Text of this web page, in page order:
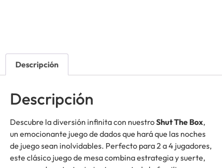
Descripción
Descripción
Descubre la diversión infinita con nuestroShut The Box,
un emocionante juego de dados que hará que las noches
de juego sean inolvidables. Perfecto para 2 a 4 jugadores,
este clásico juego de mesa combina estrategia y suerte,